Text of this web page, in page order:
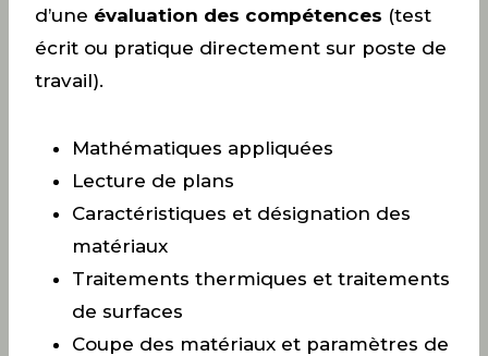
d’une évaluation des compétences (test
écrit ou pratique directement sur poste de
travail).
Mathématiques appliquées
Lecture de plans
Caractéristiques et désignation des
matériaux
Traitements thermiques et traitements
de surfaces
Coupe des matériaux et paramètres de